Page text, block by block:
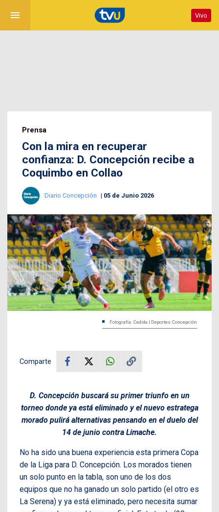
menu Vivo
Prensa
Con la mira en recuperar
confianza: D. Concepción recibe a
Coquimbo en Collao
Diario Concepción 05 de Junio 2026
Fotografía: Cedida | Deportes Concepción
Comparte
D. Concepción buscará su primer triunfo en un
torneo donde ya está eliminado y el nuevo estratega
morado pulirá alternativas pensando en el duelo del
14 de junio contra Limache.
No ha sido una buena experiencia esta primera Copa
de la Liga para D. Concepción. Los morados tienen
un solo punto en la tabla, son uno de los dos
equipos que no ha ganado un solo partido (el otro es
La Serena) y ya está eliminado, pero necesita sumar